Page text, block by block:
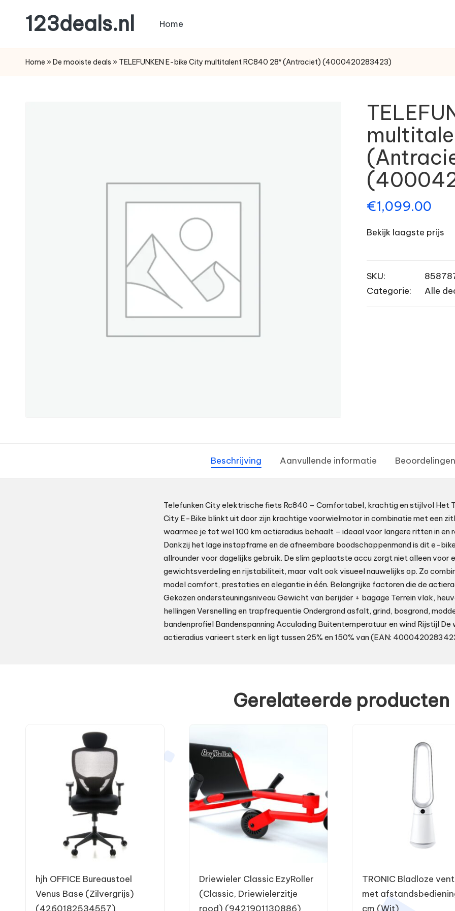
123deals.nl
leukste
deals
Home
Home » De mooiste deals » TELEFUNKEN E-bike City multitalent RC840 28″ (Antraciet) (4000420283423)
€1,099.00
Bekijk laagste prijs
SKU:
Categorie:
Alle
Beschrijving Aanvullende informatie
Telefunken City elektrische fiets Rc840 – Comfortabel, krachtig en stijlvol Het
City E-Bike blinkt uit door zijn krachtige voorwielmotor in combinatie met een
waarmee je tot wel 100 km actieradius behaalt – ideaal voor langere ritten in en
Dankzij het lage instapframe en de afneembare boodschappenmand is dit e-
allrounder voor dagelijks gebruik. De slim geplaatste accu zorgt niet alleen voor
gewichtsverdeling en rijstabiliteit, maar valt ook visueel nauwelijks op. Zo
model comfort, prestaties en elegantie in één. Belangrijke factoren die de
Gekozen ondersteuningsniveau Gewicht van berijder + bagage Terrein vlak,
hellingen Versnelling en trapfrequentie Ondergrond asfalt, grind, bosgrond,
bandenprofiel Bandenspanning Acculading Buitentemperatuur en wind Rijstijl De
actieradius varieert sterk en ligt tussen 25% en 150% van (EAN:
Gerelateerde producten
hjh OFFICE Bureaustoel
Venus Base (Zilvergrijs)
(4260182534557)
Driewieler Classic EzyRoller
(Classic, Driewielerzitje
rood) (9421901130886)
TRONIC Bladloze
met
cm (Wit)